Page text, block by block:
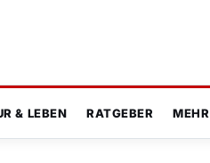
& LEBEN RATGEBER MEHR